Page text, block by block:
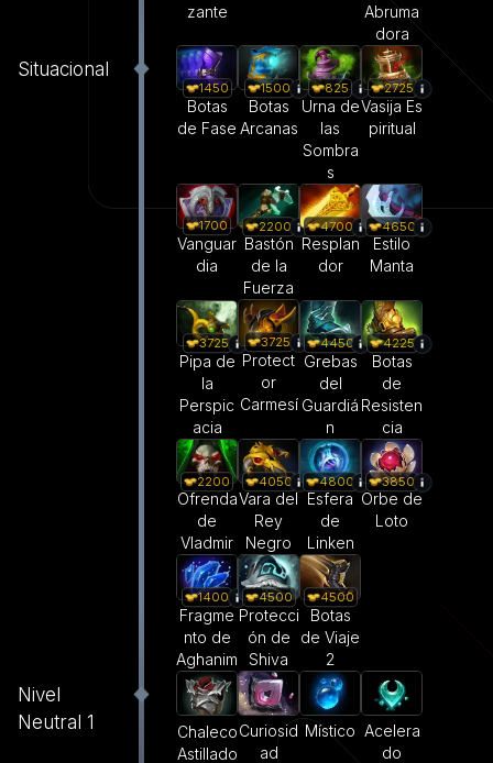
zante
Abruma
dora
Situacional
1450
Botas
de Fase
1500
Botas
Arcanas
825
Urna de
las
Sombra
s
2725
Vasija Es
piritual
1700
Vanguar
dia
2200
Bastón
de la
Fuerza
4700
Resplan
dor
4650
Estilo
Manta
3725
Pipa de
la
Perspic
acia
3725
Protect
or
Carmesí
4450
Grebas
del
Guardiá
n
4225
Botas
de
Resisten
cia
2200
Ofrenda
de
Vladmir
4050
Vara del
Rey
Negro
4800
Esfera
de
Linken
3850
Orbe de
Loto
1400
Fragme
nto de
Aghanim
4500
Protecci
ón de
Shiva
4500
Botas
de Viaje
2
Nivel
Neutral 1
Chaleco
Astillado
Curiosid
ad
Místico Acelera
do